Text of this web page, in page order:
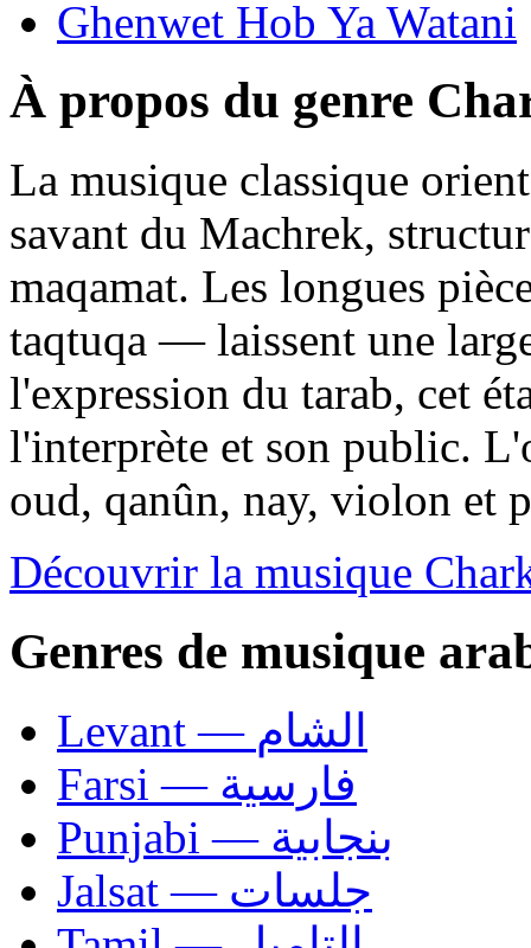
Ghenwet Hob Ya Watani
À propos du genre
La musique classique
savant du Machrek,
maqamat. Les longues
taqtuqa — laissent une
l'expression du tarab, cet
l'interprète et son public.
oud, qanûn, nay, violon et
Découvrir la musique
Genres de musique
Levant — الشام
Farsi — فارسية
Punjabi — بنجابية
Jalsat — جلسات